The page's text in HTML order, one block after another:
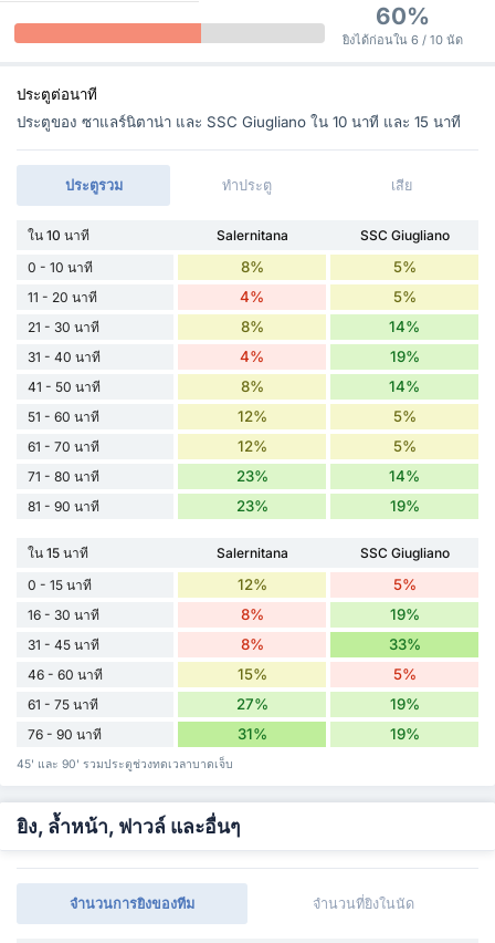
60%
ยิงได้ก่อนใน 6 / 10 นัด
ประตูต่อนาที
ประตูของ ซาแลร์นิตาน่า และ SSC Giugliano ใน 10 นาที และ 15 นาที
ประตูรวม ทำประตู เสีย
ใน 10 นาที Salernitana
SSC Giugliano
0 - 10 นาที
8% 5%
11 - 20 นาที 4% 5%
21 - 30 นาที 8% 14%
31 - 40 นาที 4% 19%
41 - 50 นาที 8% 14%
51 - 60 นาที 12% 5%
61 - 70 นาที 12% 5%
71 - 80 นาที 23% 14%
81 - 90 นาที 23% 19%
ใน 15 นาที Salernitana
SSC Giugliano
0 - 15 นาที
12% 5%
16 - 30 นาที 8% 19%
31 - 45 นาที 8% 33%
46 - 60 นาที 15% 5%
61 - 75 นาที 27% 19%
76 - 90 นาที 31% 19%
45' และ 90' รวมประตูช่วงทดเวลาบาดเจ็บ
ยิง, ล้ำหน้า, ฟาวล์ และอื่นๆ
จำนวนการยิงของทีม จำนวนที่ยิงในนัด